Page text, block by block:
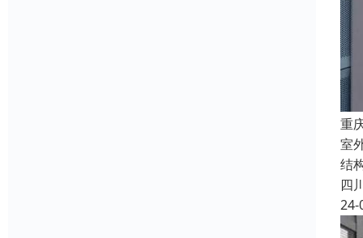
重
室
结
四
24-